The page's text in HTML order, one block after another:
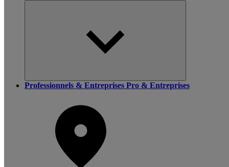
Professionnels & Entreprises Pro & Entreprises